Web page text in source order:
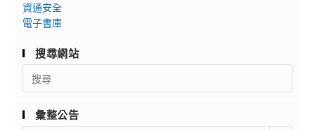
資通安全
電子書庫
搜尋網站
Search
for:
彙整公告